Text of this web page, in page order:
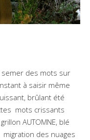
semer des mots sur
à saisir même
brûlant été
mots crissants
AUTOMNE, blé
des nuages